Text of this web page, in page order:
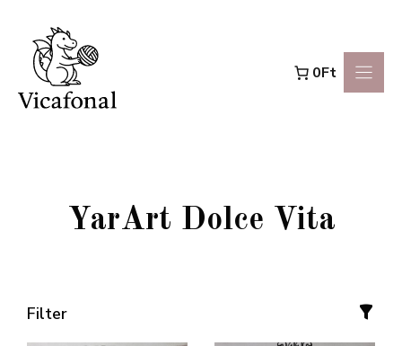
Kilépés
tartalomba
0Ft
YarArt Dolce Vita
Filter